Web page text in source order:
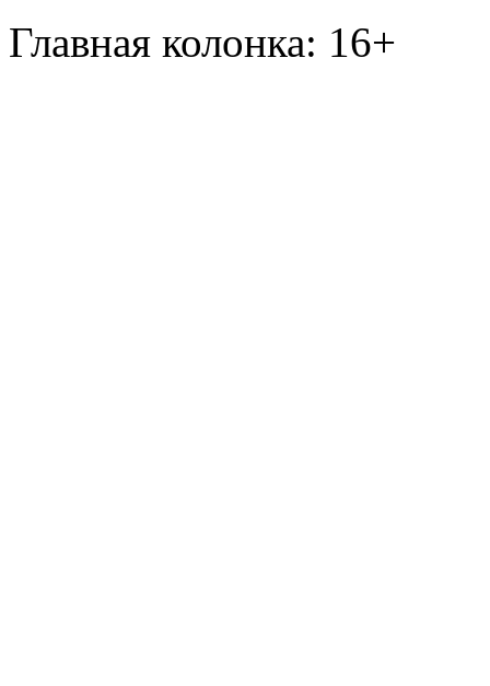
Главная колонка: 16+